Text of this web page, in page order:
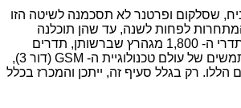
שסלקום ופרטנר לא תסכמנה לשיטה הזו
לפחות לשנה, עד שהן תוכלנה
לפרוס ולתת שירות בתדרי ה- 1,800 מגהרץ שברשותן, תדרים
של עולם טכנולוגיית ה- GSM
(דור 3),
רק בגלל סעיף זה, ייתכן והמכרז בכלל